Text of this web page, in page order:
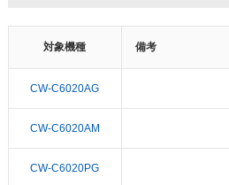
対象機種 備考
CW-C6020AG
CW-C6020AM
CW-C6020PG